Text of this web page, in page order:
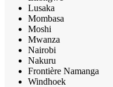
Lusaka
Mombasa
Moshi
Mwanza
Nairobi
Nakuru
Frontière Namanga
Windhoek